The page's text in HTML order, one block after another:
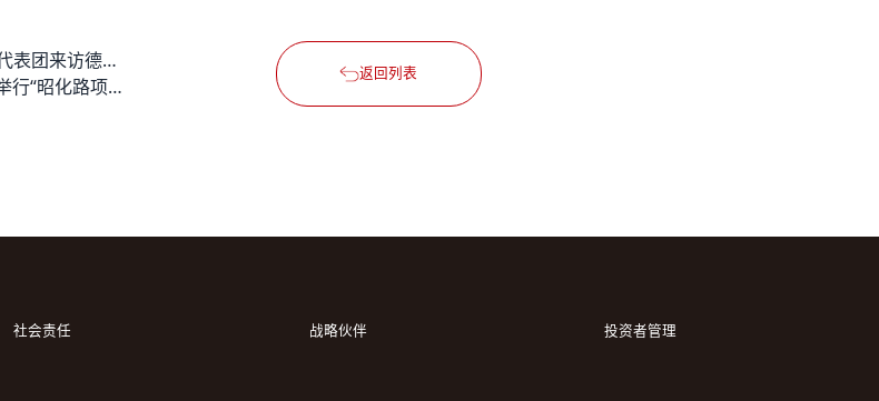
新加坡IDA iSTART代表团来访德必长宁易园
新上广公司与德必举行“昭化路项目”签约仪式
返回列表
社会责任 战略伙伴 投资者管理